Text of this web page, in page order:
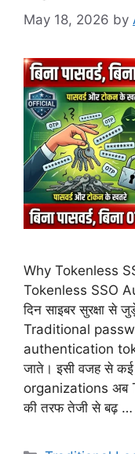
May 18, 2026 by
Why Tokenless
Tokenless SSO
दिन साइबर सुरक्षा से
Traditional
authentication
जाते। इसी वजह से
organizations अब
की तरफ तेजी से बढ़ …